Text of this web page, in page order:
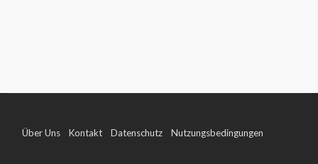
Über Uns Kontakt Datenschutz Nutzungsbedingungen